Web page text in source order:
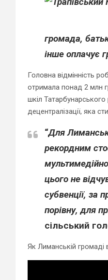
громада,
інше оплачує
Головна відмінність
отримала понад 2 млн
шкіл
децентралізації, яка
“Для
рекордним
цього не
субвенції, за
порівну, для
сільський
Як Лиманській